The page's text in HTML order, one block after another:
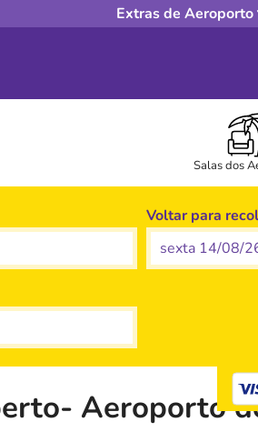
Extras de Aeroporto
Salas dos
Voltar para
sexta 14/08/
Aeroporto